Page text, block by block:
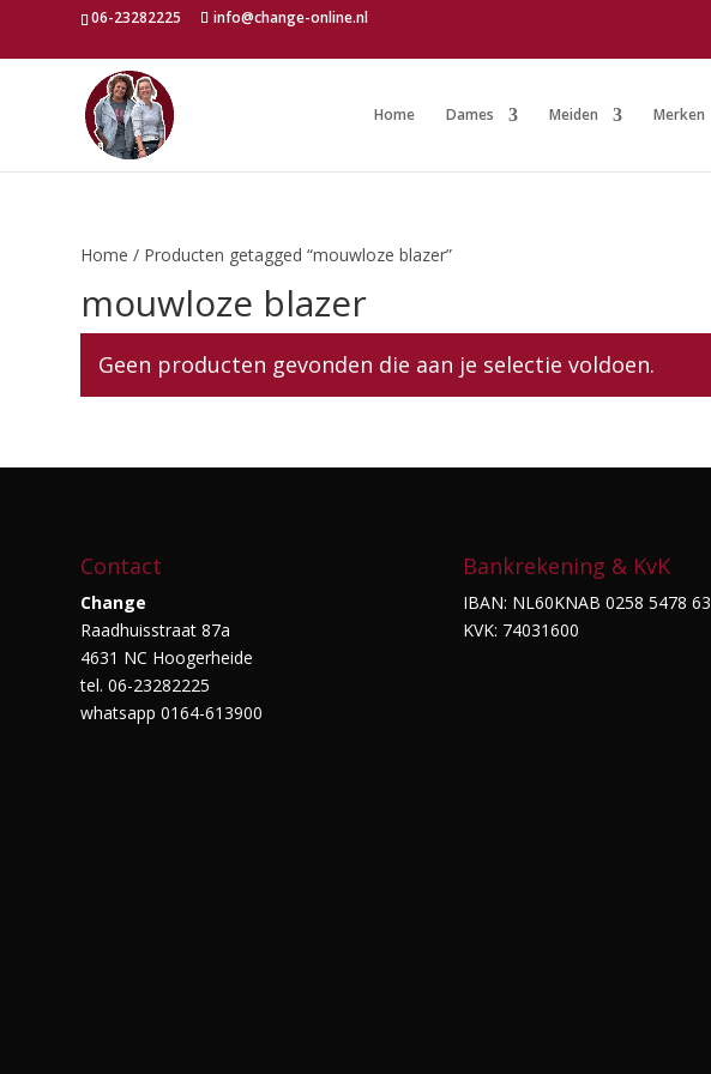
06-23282225
info@change-online.nl
Home Dames Meiden Merken
Home / Producten getagged “mouwloze blazer”
mouwloze blazer
Geen producten gevonden die aan je selectie voldoen.
Contact
Change
Raadhuisstraat 87a
4631 NC Hoogerheide
tel. 06-23282225
whatsapp 0164-613900
Bankrekening & KvK
IBAN: NL60KNAB 0258 5478 63
KVK: 74031600